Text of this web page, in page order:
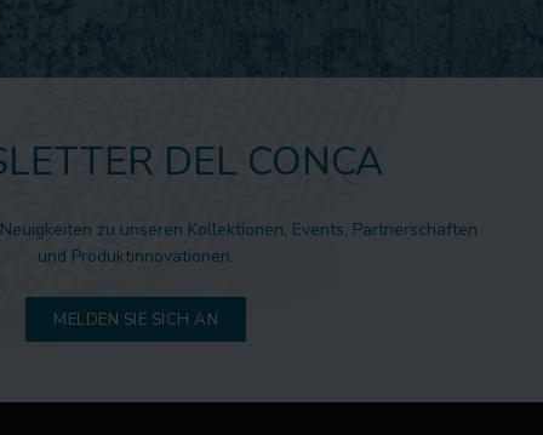
DEL CONCA
zu unseren Kollektionen, Events, Partnerschaften
und Produktinnovationen.
MELDEN SIE SICH AN